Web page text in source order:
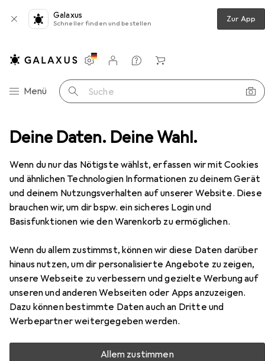
Deine Daten. Deine Wahl.
Wenn du nur das Nötigste wählst, erfassen wir mit Cookies
und ähnlichen Technologien Informationen zu deinem Gerät
und deinem Nutzungsverhalten auf unserer Website. Diese
brauchen wir, um dir bspw. ein sicheres Login und
Basisfunktionen wie den Warenkorb zu ermöglichen.
Wenn du allem zustimmst, können wir diese Daten darüber
hinaus nutzen, um dir personalisierte Angebote zu zeigen,
unsere Webseite zu verbessern und gezielte Werbung auf
unseren und anderen Webseiten oder Apps anzuzeigen.
Dazu können bestimmte Daten auch an Dritte und
Werbepartner weitergegeben werden.
Allem zustimmen
Galaxus
Schneller finden und bestellen Zur App
Navigation nach Kategorien
Menü Suche
Einstellungen
Kundenkonto
Vergleichslisten
Merklisten
Warenkorb
Möbel Schlafzimmer Bett vidaXL Zuri
vidaXL Zuri
140 x 200 cm
Zubehör für vidaXL Zuri
Hier findest du passendes Zubehör zum Produkt vidaXL
Zuri aus der Kategorie Matratze.